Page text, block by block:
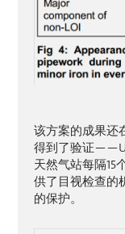
该方案的成果还
得到了验证
天然气站每隔15
供了目视检查的
的保护。